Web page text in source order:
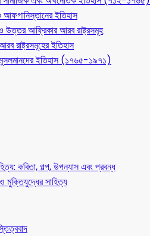
ইতিহাস
উত্তর আফ্রিকার আরব রাষ্ট্রসমূহ
রাষ্ট্রসমূহের ইতিহাস
মুসলমানদের ইতিহাস (১৭৬৫-১৯৭১)
কবিতা, গল্প, উপন্যাস এবং প্রবন্ধ
মুক্তিযুদ্ধের সাহিত্য